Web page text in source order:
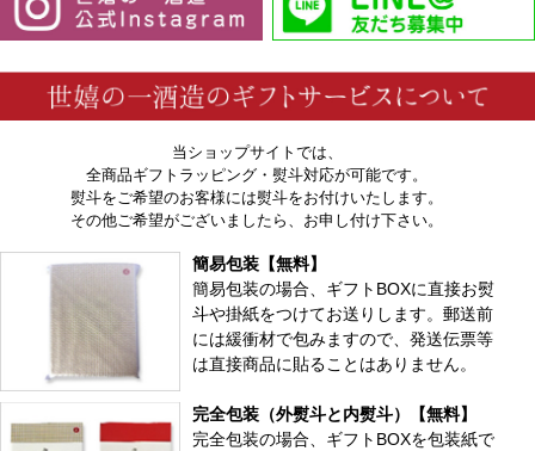
当ショップサイトでは、
全商品ギフトラッピング・熨斗対応が可能です。
熨斗をご希望のお客様には熨斗をお付けいたします。
その他ご希望がございましたら、お申し付け下さい。
簡易包装【無料】
簡易包装の場合、ギフトBOXに直接お熨
斗や掛紙をつけてお送りします。郵送前
には緩衝材で包みますので、発送伝票等
は直接商品に貼ることはありません。
完全包装（外熨斗と内熨斗）【無料】
完全包装の場合、ギフトBOXを包装紙で